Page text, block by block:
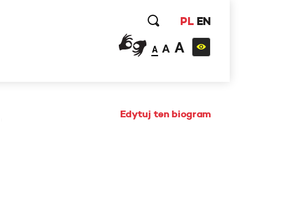
PL EN
A A A
Edytuj ten biogram